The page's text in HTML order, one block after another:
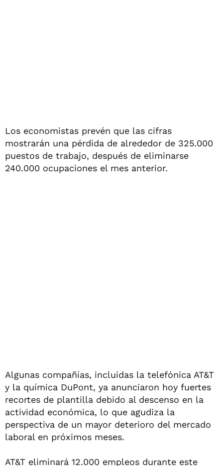
Los economistas prevén que las cifras
mostrarán una pérdida de alrededor de 325.000
puestos de trabajo, después de eliminarse
240.000 ocupaciones el mes anterior.
Algunas compañías, incluidas la telefónica AT&T
y la química DuPont, ya anunciaron hoy fuertes
recortes de plantilla debido al descenso en la
actividad económica, lo que agudiza la
perspectiva de un mayor deterioro del mercado
laboral en próximos meses.
AT&T eliminará 12.000 empleos durante este